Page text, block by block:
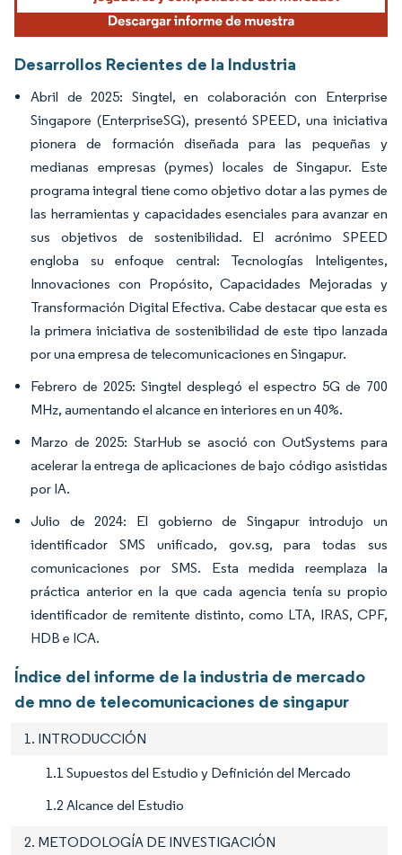
Desarrollos Recientes de la Industria
Abril de 2025: Singtel, en colaboración con Enterprise
Singapore (EnterpriseSG), presentó SPEED, una iniciativa
pionera de formación diseñada para las pequeñas y
medianas empresas (pymes) locales de Singapur. Este
programa integral tiene como objetivo dotar a las pymes de
las herramientas y capacidades esenciales para avanzar en
sus objetivos de sostenibilidad. El acrónimo SPEED
engloba su enfoque central: Tecnologías Inteligentes,
Innovaciones con Propósito, Capacidades Mejoradas y
Transformación Digital Efectiva. Cabe destacar que esta es
la primera iniciativa de sostenibilidad de este tipo lanzada
por una empresa de telecomunicaciones en Singapur.
Febrero de 2025: Singtel desplegó el espectro 5G de 700
MHz, aumentando el alcance en interiores en un 40%.
Marzo de 2025: StarHub se asoció con OutSystems para
acelerar la entrega de aplicaciones de bajo código asistidas
por IA.
Julio de 2024: El gobierno de Singapur introdujo un
identificador SMS unificado, gov.sg, para todas sus
comunicaciones por SMS. Esta medida reemplaza la
práctica anterior en la que cada agencia tenía su propio
identificador de remitente distinto, como LTA, IRAS, CPF,
HDB e ICA.
Índice del informe de la industria de mercado
de mno de telecomunicaciones de singapur
1. INTRODUCCIÓN
1.1 Supuestos del Estudio y Definición del Mercado
1.2 Alcance del Estudio
2. METODOLOGÍA DE INVESTIGACIÓN